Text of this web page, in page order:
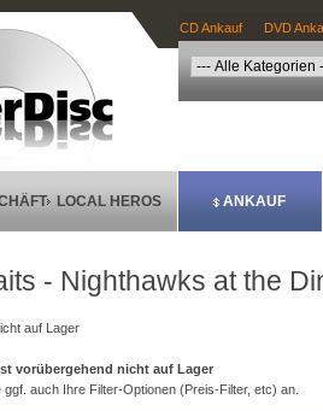
CD Ankauf DVD
LOCAL HEROS ANKAUF
- Nighthawks at the
auf Lager
vorübergehend nicht auf Lager
ggf. auch Ihre Filter-Optionen (Preis-Filter, etc) an.